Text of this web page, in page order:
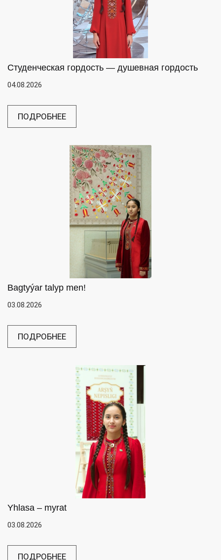
Студенческая гордость — душевная гордость
04.08.2026
ПОДРОБНЕЕ
Bagtyýar talyp men!
03.08.2026
ПОДРОБНЕЕ
Yhlasa – myrat
03.08.2026
ПОДРОБНЕЕ